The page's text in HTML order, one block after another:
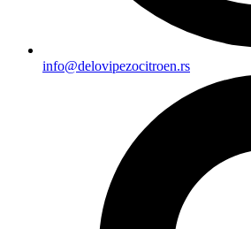
info@delovipezocitroen.rs